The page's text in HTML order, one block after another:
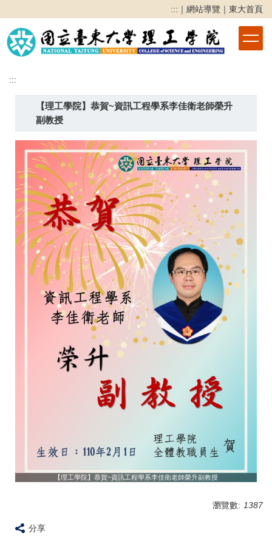
到
主
要
區
::: ｜ 網站導覽 ｜ 東大首頁
:::
【理工學院】恭賀~資訊工程學系李佳衛老師榮升
副教授
【理工學院】恭賀~資訊工程學系李佳衛老師榮升副教授
瀏覽數: 1387
分享